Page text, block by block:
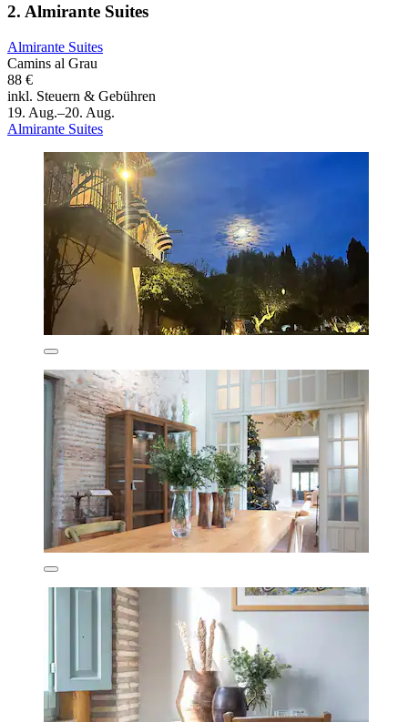
2. Almirante Suites
Almirante Suites
Camins al Grau
88 €
inkl. Steuern & Gebühren
19. Aug.–20. Aug.
Almirante Suites